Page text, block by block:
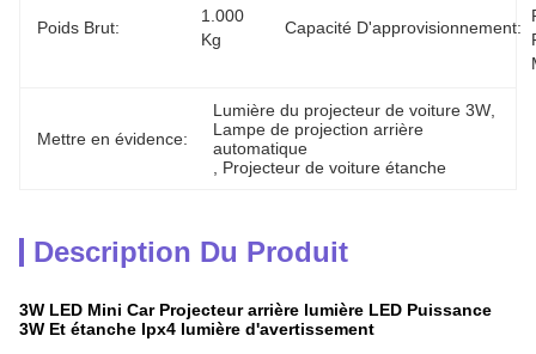
Poids Brut:
1.000
Kg
Capacité D'approvisionnement:
Mettre en évidence:
Lumière du projecteur de voiture 3W
Lampe de projection arrière
automatique
Projecteur de voiture étanche
Description Du Produit
3W LED Mini Car Projecteur arrière lumière LED Puissance
3W Et étanche Ipx4 lumière d'avertissement